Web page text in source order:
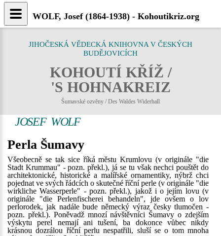
JIHOČESKÁ VĚDECKÁ KNIHOVNA V ČESKÝCH
BUDĚJOVICÍCH
KOHOUTÍ KŘÍŽ /
'S HOHNAKREIZ
Šumavské ozvěny / Des Waldes Widerhall
JOSEF WOLF
Perla Šumavy
Všeobecně se tak sice říká městu Krumlovu (v originále "die
Stadt Krummau" - pozn. překl.), já se tu však nechci pouštět do
architektonické, historické a malířské ornamentiky, nýbrž chci
pojednat ve svých řádcích o skutečné říční perle (v originále "die
wirkliche Wasserperle" - pozn. překl.), jakož i o jejím lovu (v
originále "die Perlenfischerei behandeln", jde ovšem o lov
perlorodek, jak nadále bude německý výraz česky tlumočen -
pozn. překl.). Poněvadž mnozí návštěvníci Šumavy o zdejším
výskytu perel nemají ani tušení, ba dokonce vůbec nikdy
krásnou dozrálou říční perlu nespatřili, sluší se o tom mnoha
WOLF, Josef (1864-1938) - Kohoutikriz.org